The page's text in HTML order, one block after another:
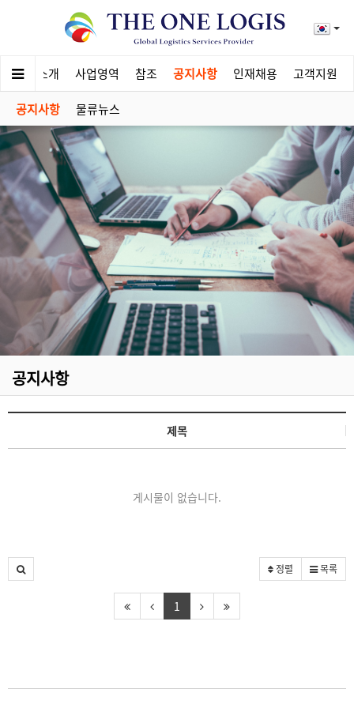
회사소개 사업영역 참조 공지사항 인재채용 고객지원
공지사항 물류뉴스
공지사항
제목
게시물이 없습니다.
정렬 목록
1